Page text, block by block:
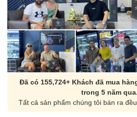
Đã có 155,724+ Khách đã mua
trong 5 năm qua.
Tất cả sản phẩm chúng tôi bán ra